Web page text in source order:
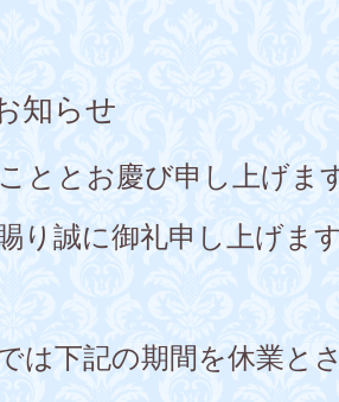
知らせ
ととお慶び申し上げま
り誠に御礼申し上げます
は下記の期間を休業と